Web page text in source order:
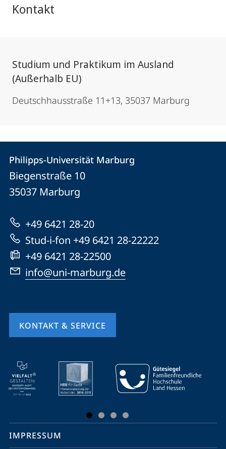
Kontakt
Studium und Praktikum im Ausland
(Außerhalb EU)
Deutschhausstraße 11+13, 35037 Marburg
Kontakt
und
Informationen
zur
Website
Kontaktinformationen
Philipps-
Universität
Philipps-Universität Marburg
Biegenstraße 10
35037 Marburg
+49 6421 28-20
Stud-i-fon +49 6421 28-22222
+49 6421 28-22500
info@uni-marburg.de
KONTAKT & SERVICE
Mobile-
Service-
Navigation
Social
Media
IMPRESSUM